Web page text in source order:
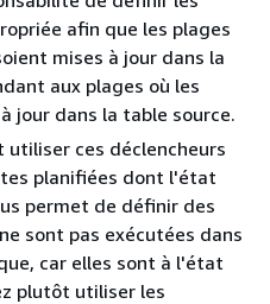
afin que les plages
mises à jour dans la
aux plages où les
jour dans la table source.
utiliser ces déclencheurs
planifiées dont l'état
permet de définir des
sont pas exécutées dans
car elles sont à l'état
plutôt utiliser les